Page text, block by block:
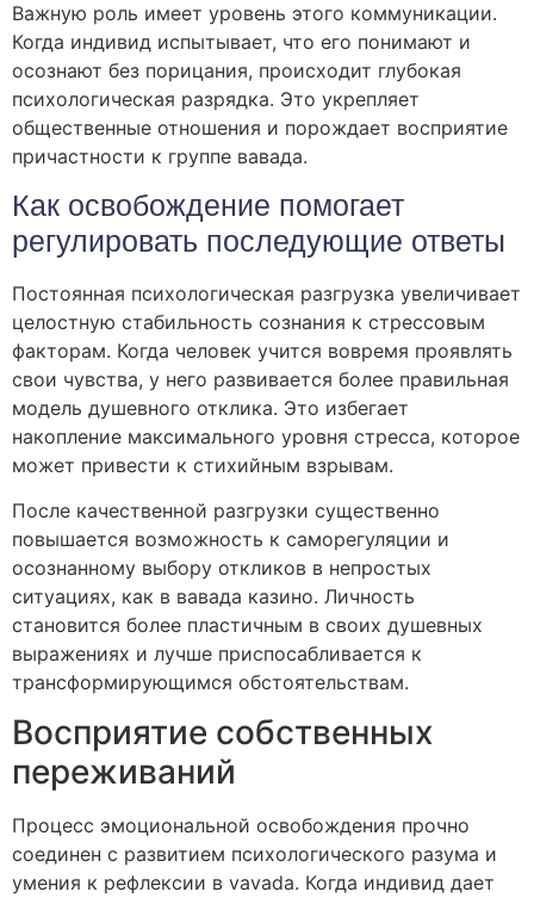
Важную роль имеет уровень этого коммуникации.
Когда индивид испытывает, что его понимают и
осознают без порицания, происходит глубокая
психологическая разрядка. Это укрепляет
общественные отношения и порождает восприятие
причастности к группе вавада.
Как освобождение помогает
регулировать последующие ответы
Постоянная психологическая разгрузка увеличивает
целостную стабильность сознания к стрессовым
факторам. Когда человек учится вовремя проявлять
свои чувства, у него развивается более правильная
модель душевного отклика. Это избегает
накопление максимального уровня стресса, которое
может привести к стихийным взрывам.
После качественной разгрузки существенно
повышается возможность к саморегуляции и
осознанному выбору откликов в непростых
ситуациях, как в вавада казино. Личность
становится более пластичным в своих душевных
выражениях и лучше приспосабливается к
трансформирующимся обстоятельствам.
Восприятие собственных
переживаний
Процесс эмоциональной освобождения прочно
соединен с развитием психологического разума и
умения к рефлексии в vavada. Когда индивид дает